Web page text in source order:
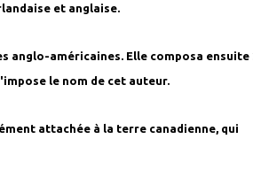
et anglaise.
anglo-américaines. Elle composa ensuite
le nom de cet auteur.
attachée à la terre canadienne, qui